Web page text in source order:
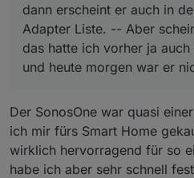
dann erscheint er auch in
Adapter Liste. -- Aber
das hatte ich vorher ja
und heute morgen war er
Der SonosOne war quasi
ich mir fürs Smart Home
wirklich hervorragend für so
habe ich aber sehr schnell